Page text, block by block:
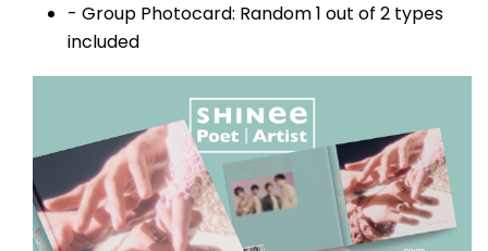
- Group Photocard: Random 1 out of 2 types
included